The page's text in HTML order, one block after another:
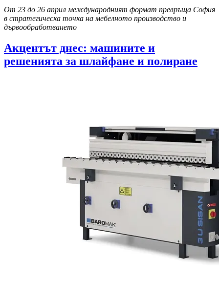
От 23 до 26 април международният формат превръща София
в стратегическа точка на мебелното производство и
дървообработването
Акцентът днес: машините и
решенията за шлайфане и полиране